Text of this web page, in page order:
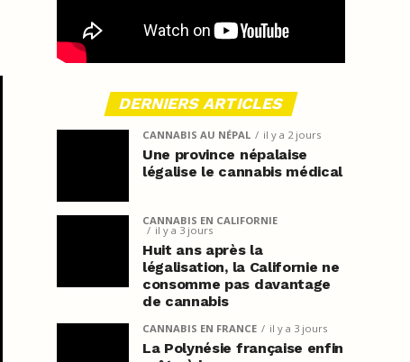
DERNIERS ARTICLES
CANNABIS AU NÉPAL il y a 2 jours
Une province népalaise
légalise le cannabis médical
CANNABIS EN CALIFORNIE
il y a 3 jours
Huit ans après la
légalisation, la Californie ne
consomme pas davantage
de cannabis
CANNABIS EN FRANCE il y a 3 jours
La Polynésie française enfin